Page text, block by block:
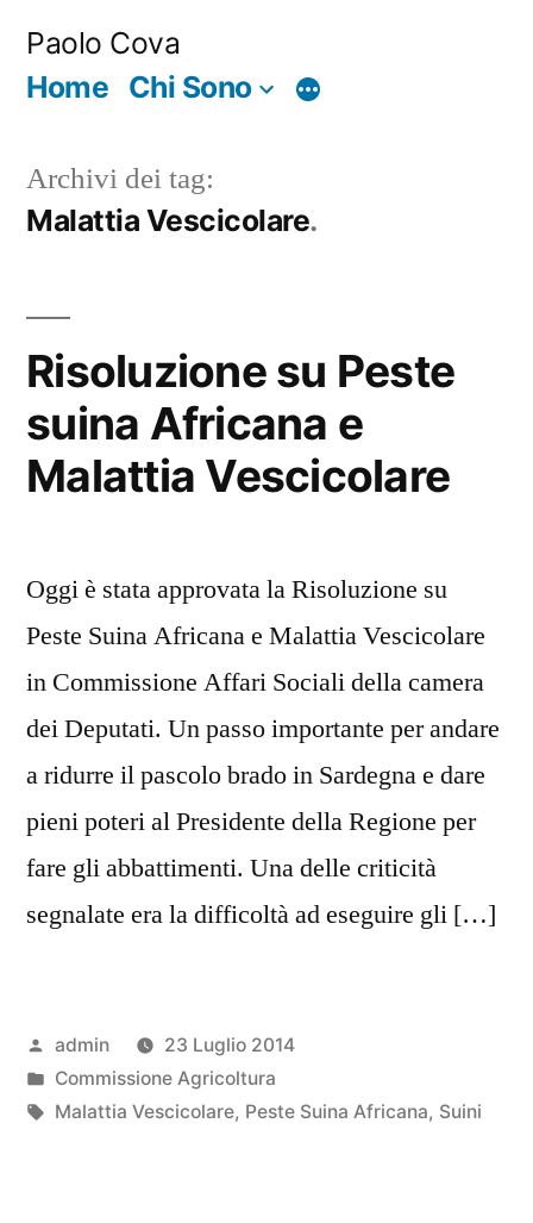
Paolo Cova
Home Chi Sono
Di
Archivi dei tag:
Malattia Vescicolare
Risoluzione su Peste
suina Africana e
Malattia Vescicolare
Oggi è stata approvata la Risoluzione su
Peste Suina Africana e Malattia Vescicolare
in Commissione Affari Sociali della camera
dei Deputati. Un passo importante per andare
a ridurre il pascolo brado in Sardegna e dare
pieni poteri al Presidente della Regione per
fare gli abbattimenti. Una delle criticità
segnalate era la difficoltà ad eseguire gli […]
Pubblicato
da
admin
23 Luglio 2014
Pubblicato
in
Commissione Agricoltura
Tag:
Malattia Vescicolare, Peste Suina Africana, Suini